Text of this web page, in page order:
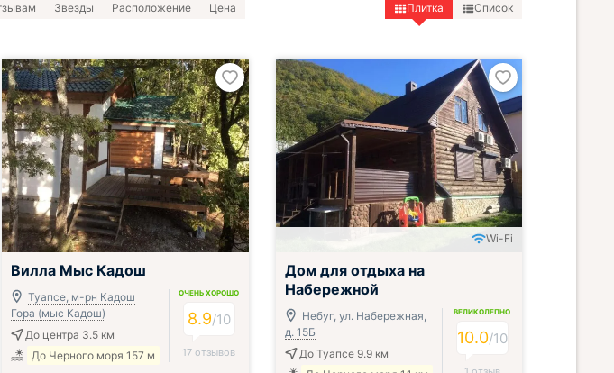
Звезды Расположение Цена Плитка Список
Вилла Mыс Кадош
Туапсе, м-рн Кадош
Гора (мыс Кадош)
До центра 3.5 км
До Черного моря 157 м
ОЧЕНЬ ХОРОШО
8.9/10
17 отзывов
Wi-Fi
Дом для отдыха на
Набережной
Небуг, ул. Набережная,
д. 15Б
До Туапсе 9.9 км
ВЕЛИКОЛЕПНО
10.0/10